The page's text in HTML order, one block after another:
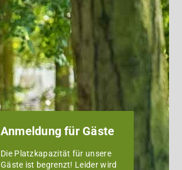
Anmeldung für Gäste
Die Platzkapazität für unsere
Gäste ist begrenzt! Leider wird